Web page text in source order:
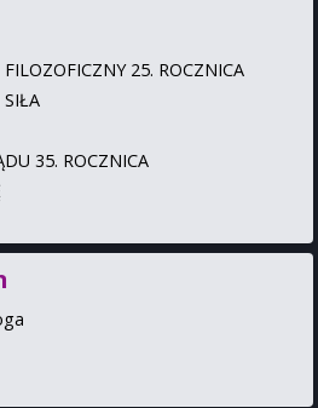
25. ROCZNICA
35. ROCZNICA